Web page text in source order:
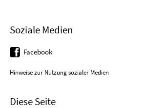
Soziale Medien
Facebook
Hinweise zur Nutzung sozialer Medien
Diese Seite